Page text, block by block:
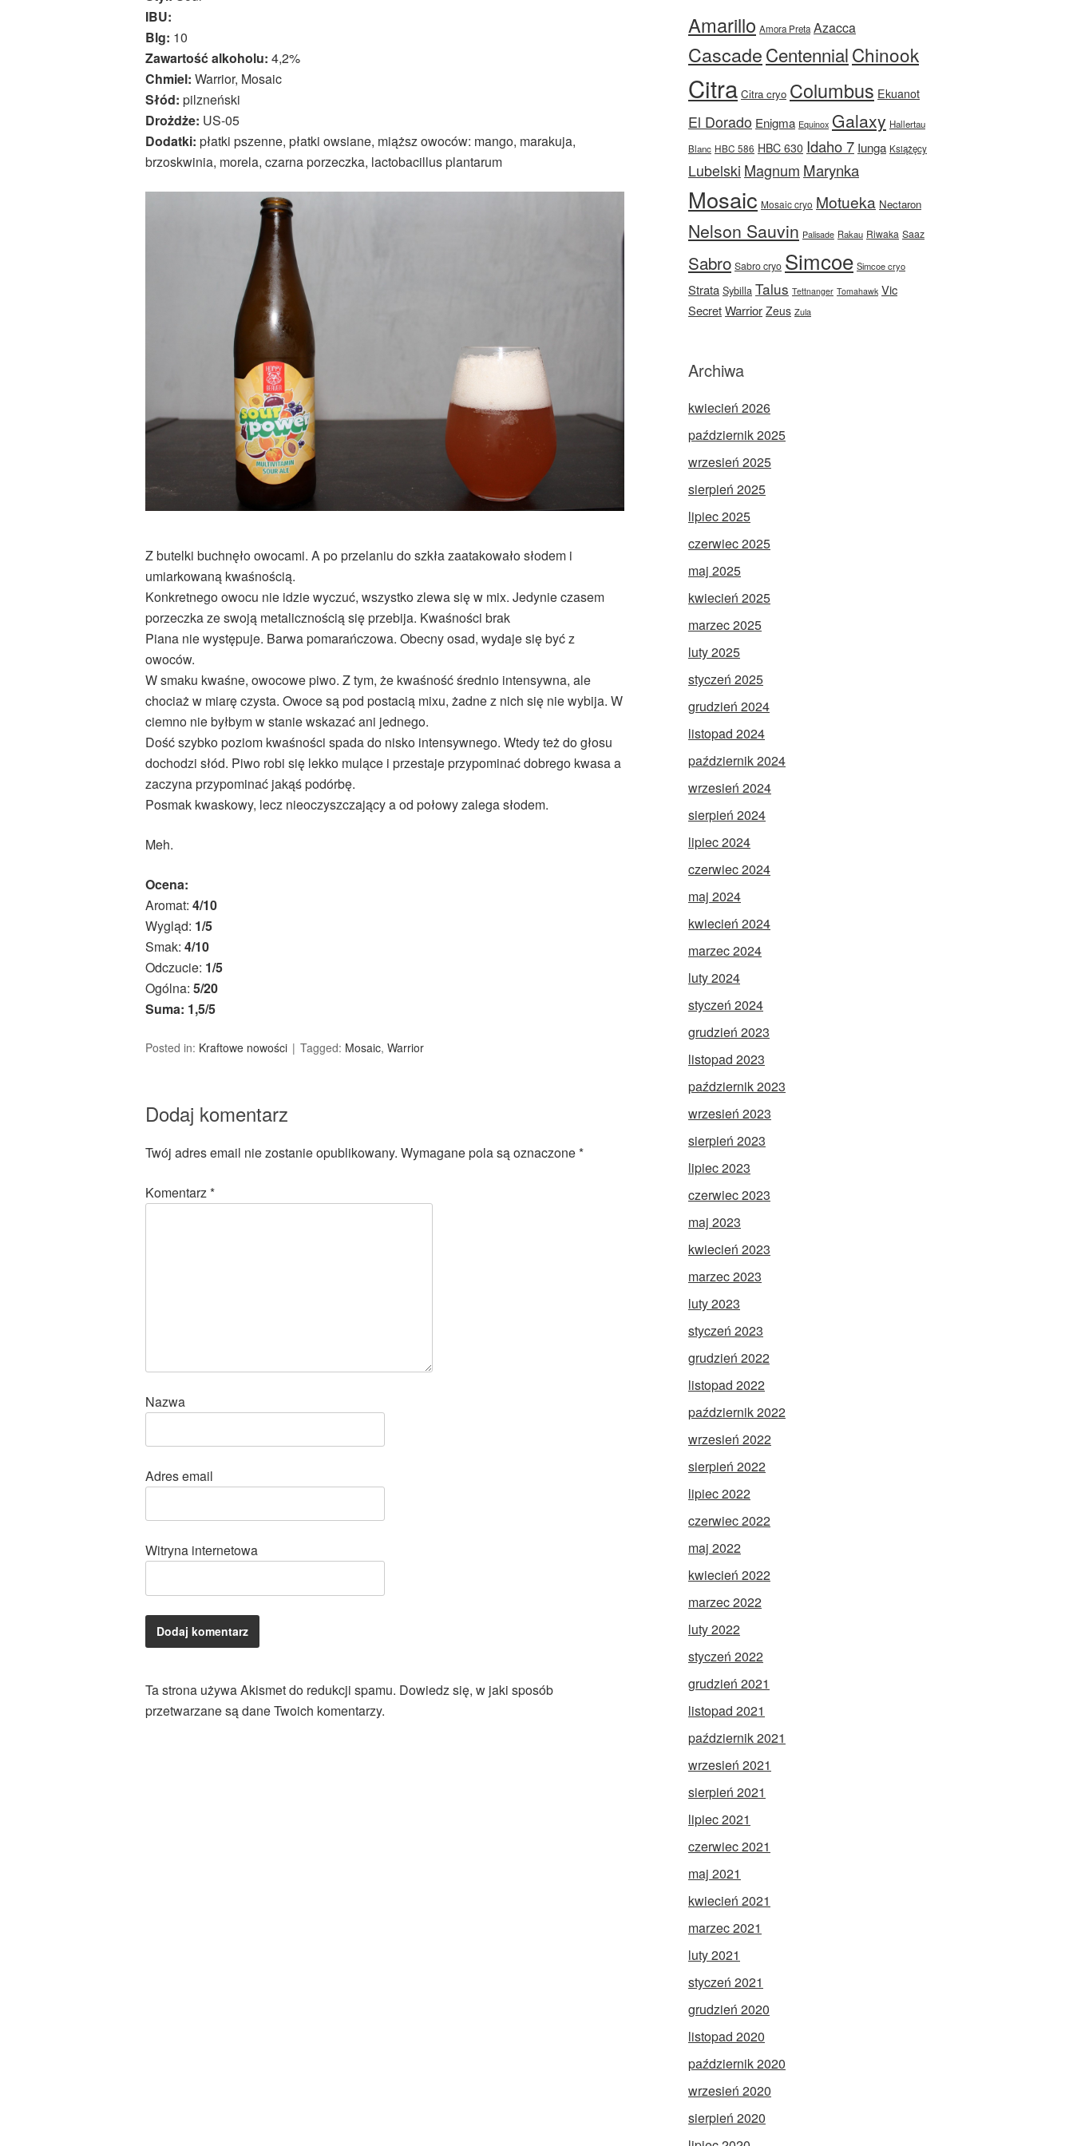
IBU:
Blg: 10
Zawartość alkoholu: 4,2%
Chmiel: Warrior, Mosaic
Słód: pilzneński
Drożdże: US-05
Dodatki: płatki pszenne, płatki owsiane, miąższ owoców: mango, marakuja,
brzoskwinia, morela, czarna porzeczka, lactobacillus plantarum
Z butelki buchnęło owocami. A po przelaniu do szkła zaatakowało słodem i
umiarkowaną kwaśnością.
Konkretnego owocu nie idzie wyczuć, wszystko zlewa się w mix. Jedynie czasem
porzeczka ze swoją metalicznością się przebija. Kwaśności brak
Piana nie występuje. Barwa pomarańczowa. Obecny osad, wydaje się być z
owoców.
W smaku kwaśne, owocowe piwo. Z tym, że kwaśność średnio intensywna, ale
chociaż w miarę czysta. Owoce są pod postacią mixu, żadne z nich się nie wybija. W
ciemno nie byłbym w stanie wskazać ani jednego.
Dość szybko poziom kwaśności spada do nisko intensywnego. Wtedy też do głosu
dochodzi słód. Piwo robi się lekko mulące i przestaje przypominać dobrego kwasa a
zaczyna przypominać jakąś podórbę.
Posmak kwaskowy, lecz nieoczyszczający a od połowy zalega słodem.
Meh.
Ocena:
Aromat: 4/10
Wygląd: 1/5
Smak: 4/10
Odczucie: 1/5
Ogólna: 5/20
Suma: 1,5/5
Posted in: Kraftowe nowości Tagged: Mosaic, Warrior
Dodaj komentarz
Twój adres email nie zostanie opublikowany. Wymagane pola są oznaczone*
Komentarz*
Nazwa
Adres email
Witryna internetowa
Ta strona używa Akismet do redukcji spamu. Dowiedz się, w jaki sposób
przetwarzane są dane Twoich komentarzy.
Amarillo Amora Preta Azacca
CascadeCentennialChinook
Citra Citra cryo Columbus Ekuanot
El Dorado Enigma Equinox Galaxy Hallertau
Blanc HBC 586 HBC 630 Idaho 7 Iunga Książęcy
Lubelski Magnum Marynka
Mosaic Mosaic cryo Motueka Nectaron
Nelson Sauvin Palisade Rakau Riwaka Saaz
Sabro Sabro cryo Simcoe Simcoe cryo
Strata Sybilla Talus Tettnanger Tomahawk Vic
SecretWarrior Zeus Zula
Archiwa
kwiecień 2026
październik 2025
wrzesień 2025
sierpień 2025
lipiec 2025
czerwiec 2025
maj 2025
kwiecień 2025
marzec 2025
luty 2025
styczeń 2025
grudzień 2024
listopad 2024
październik 2024
wrzesień 2024
sierpień 2024
lipiec 2024
czerwiec 2024
maj 2024
kwiecień 2024
marzec 2024
luty 2024
styczeń 2024
grudzień 2023
listopad 2023
październik 2023
wrzesień 2023
sierpień 2023
lipiec 2023
czerwiec 2023
maj 2023
kwiecień 2023
marzec 2023
luty 2023
styczeń 2023
grudzień 2022
listopad 2022
październik 2022
wrzesień 2022
sierpień 2022
lipiec 2022
czerwiec 2022
maj 2022
kwiecień 2022
marzec 2022
luty 2022
styczeń 2022
grudzień 2021
listopad 2021
październik 2021
wrzesień 2021
sierpień 2021
lipiec 2021
czerwiec 2021
maj 2021
kwiecień 2021
marzec 2021
luty 2021
styczeń 2021
grudzień 2020
listopad 2020
październik 2020
wrzesień 2020
sierpień 2020